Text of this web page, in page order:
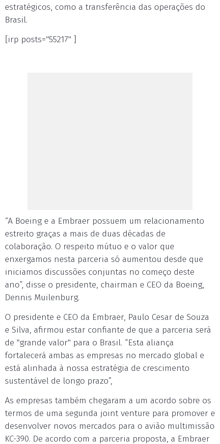
estratégicos, como a transferência das operações do
Brasil.
[irp posts="55217" ]
“A Boeing e a Embraer possuem um relacionamento
estreito graças a mais de duas décadas de
colaboração. O respeito mútuo e o valor que
enxergamos nesta parceria só aumentou desde que
iniciamos discussões conjuntas no começo deste
ano”, disse o presidente, chairman e CEO da Boeing,
Dennis Muilenburg.
O presidente e CEO da Embraer, Paulo Cesar de Souza
e Silva, afirmou estar confiante de que a parceria será
de "grande valor" para o Brasil. “Esta aliança
fortalecerá ambas as empresas no mercado global e
está alinhada à nossa estratégia de crescimento
sustentável de longo prazo”,
As empresas também chegaram a um acordo sobre os
termos de uma segunda joint venture para promover e
desenvolver novos mercados para o avião multimissão
KC-390. De acordo com a parceria proposta, a Embraer